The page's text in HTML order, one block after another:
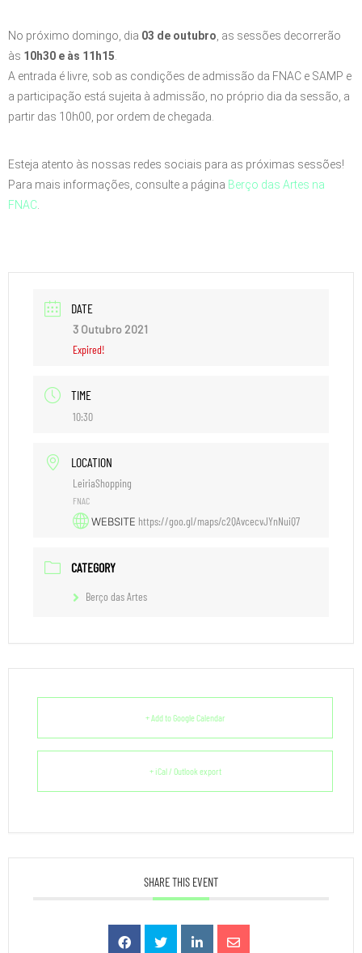
No próximo domingo, dia 03 de outubro, as sessões decorrerão
às 10h30 e às 11h15.
A entrada é livre, sob as condições de admissão da FNAC e SAMP e
a participação está sujeita à admissão, no próprio dia da sessão, a
partir das 10h00, por ordem de chegada.
Esteja atento às nossas redes sociais para as próximas sessões!
Para mais informações, consulte a página Berço das Artes na
FNAC.
DATE
3 Outubro 2021
Expired!
TIME
10:30
LOCATION
LeiriaShopping
FNAC
WEBSITE https://goo.gl/maps/c2QAvcecvJYnNuiQ7
CATEGORY
Berço das Artes
+ Add to Google Calendar
+ iCal / Outlook export
SHARE THIS EVENT